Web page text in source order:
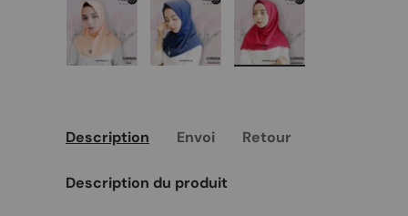
Description Envoi Retour
Description du produit